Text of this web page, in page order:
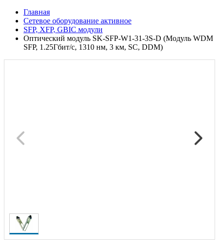
Главная
Сетевое оборудование активное
SFP, XFP, GBIC модули
Оптический модуль SK-SFP-W1-31-3S-D (Модуль WDM
SFP, 1.25Гбит/c, 1310 нм, 3 км, SC, DDM)